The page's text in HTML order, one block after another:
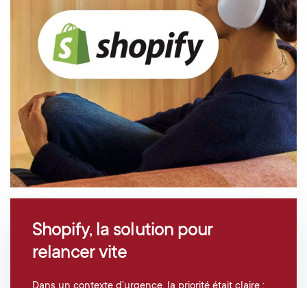
Shopify, la solution pour
relancer vite